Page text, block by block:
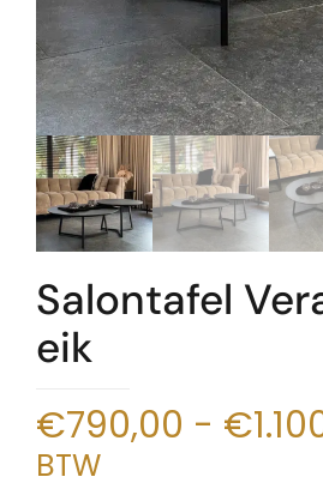
Salontafel
eik
€790,00 - €
BTW